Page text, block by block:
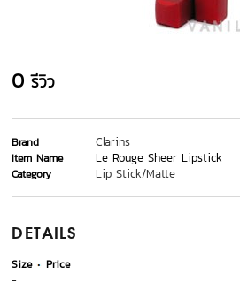
0 รีวิว
Brand Clarins
Item Name Le Rouge Sheer Lipstick
Category Lip Stick/Matte
DETAILS
Size
Price
-